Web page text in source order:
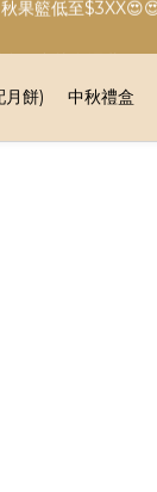
月餅) 中秋禮盒